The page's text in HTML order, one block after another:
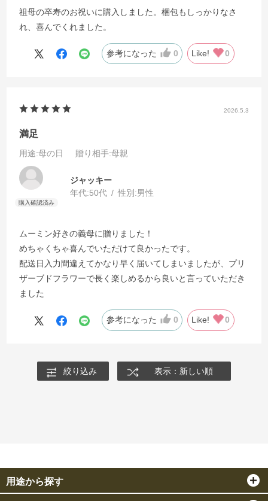
祖母の卒寿のお祝いに購入しました。梱包もしっかりなさ
れ、喜んでくれました。
参考になった 0 Like! 0
2026.5.3
満足
用途:母の日 贈り相手:母親
ジャッキー
年代:50代 性別:男性
ムーミン好きの義母に贈りました！
めちゃくちゃ喜んでいただけて良かったです。
配送日入力間違えてかなり早く届いてしまいましたが、プリ
ザーブドフラワーで長く楽しめるから良いと言っていただき
ました
参考になった 0 Like! 0
絞り込み 表示：新しい順
用途から探す